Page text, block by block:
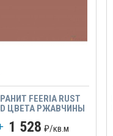
FEERIA RUST
ЦВЕТА РЖАВЧИНЫ
МАТОВЫЙ
1 528 ₽/кв.м